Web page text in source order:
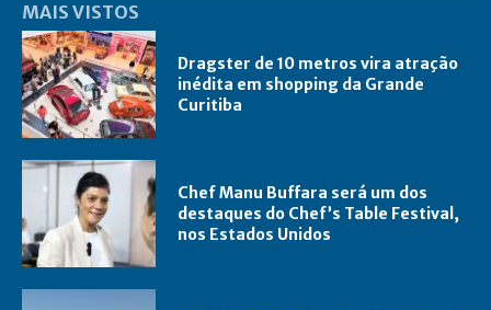
MAIS VISTOS
Dragster de 10 metros vira atração
inédita em shopping da Grande
Curitiba
Chef Manu Buffara será um dos
destaques do Chef’s Table Festival,
nos Estados Unidos